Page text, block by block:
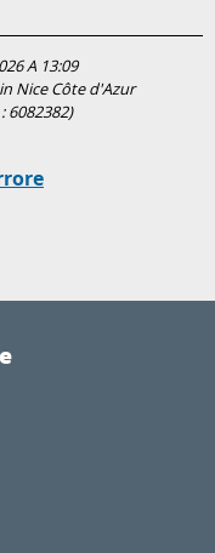
A 13:09
Nice Côte d'Azur
6082382)